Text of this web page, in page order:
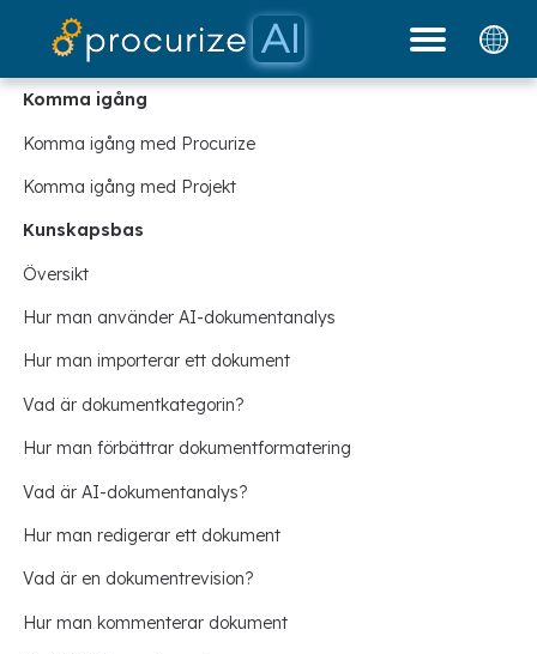
Komma igång
Komma igång med Procurize
Komma igång med Projekt
Kunskapsbas
Översikt
Hur man använder AI-dokumentanalys
Hur man importerar ett dokument
Vad är dokumentkategorin?
Hur man förbättrar dokumentformatering
Vad är AI-dokumentanalys?
Hur man redigerar ett dokument
Vad är en dokumentrevision?
Hur man kommenterar dokument